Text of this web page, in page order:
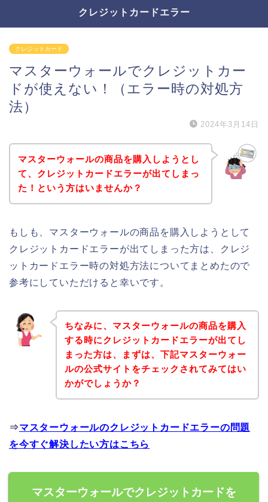
クレジットカードエラー
クレジットカード
マスターウォールでクレジットカー
ドが使えない！（エラー時の対処方
法）
2024年3月14日
マスターウォールの商品を購入しようとし
て、クレジットカードエラーが出てしまっ
た！という方はいませんか？
もしも、マスターウォールの商品を購入しようとして
クレジットカードエラーが出てしまった方は、クレジ
ットカードエラー時の対処方法についてまとめたので
参考にしていただけると幸いです。
ちなみに、マスターウォールの商品を購入
する時にクレジットカードエラーが出てし
まった方は、まずは、下記マスターウォー
ルの公式サイトをチェックされてみてはい
かがでしょうか？
⇒マスターウォールのクレジットカードエラーの問題
を今すぐ解決したい方はこちら
マスターウォールでクレジットカードを